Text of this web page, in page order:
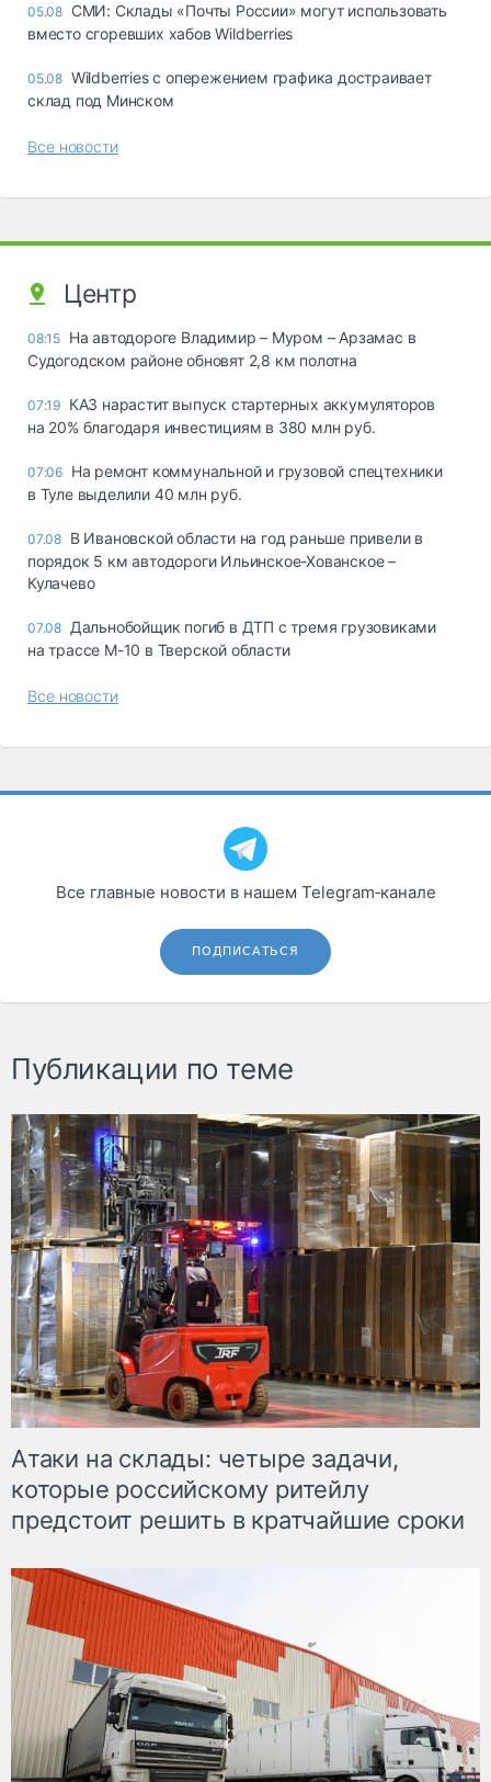
05.08 СМИ: Склады «Почты России» могут использовать
вместо сгоревших хабов Wildberries
05.08 Wildberries с опережением графика достраивает
склад под Минском
Все новости
Центр
08:15 На автодороге Владимир – Муром – Арзамас в
Судогодском районе обновят 2,8 км полотна
07:19 КАЗ нарастит выпуск стартерных аккумуляторов
на 20% благодаря инвестициям в 380 млн руб.
07:06 На ремонт коммунальной и грузовой спецтехники
в Туле выделили 40 млн руб.
07.08 В Ивановской области на год раньше привели в
порядок 5 км автодороги Ильинское-Хованское –
Кулачево
07.08 Дальнобойщик погиб в ДТП с тремя грузовиками
на трассе М-10 в Тверской области
Все новости
Все главные новости в нашем Telegram‑канале
ПОДПИСАТЬСЯ
Публикации по теме
Атаки на склады: четыре задачи,
которые российскому ритейлу
предстоит решить в кратчайшие сроки